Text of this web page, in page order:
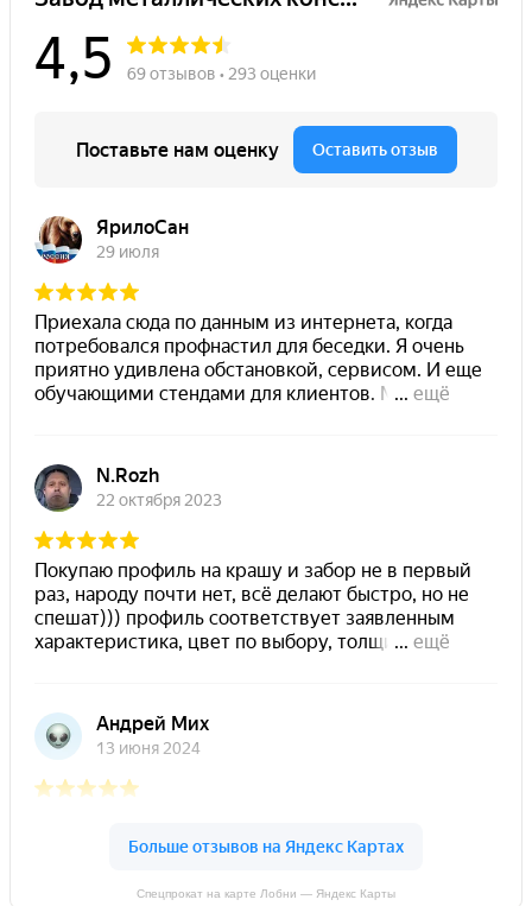
Спецпрокат на карте Лобни — Яндекс Карты